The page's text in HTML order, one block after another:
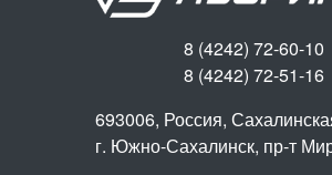
8 (4242) 72-60-10
8 (4242) 72-51-16
693006, Россия,
г. Южно-Сахалинск, пр-т